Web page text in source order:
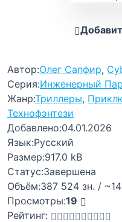
Автор:Олег Сапфир,
Серия:Инженерный
Жанр:Триллеры,
Технофэнтези
Добавлено:04.01.2026
Язык:Русский
Размер:917.0 kB
Статус:Завершена
Объём:387 524 зн. /
Просмотры:19
Рейтинг: